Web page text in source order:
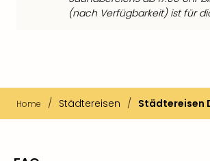
(nach Verfügbarkeit) ist für
Home / Städtereisen / Städtereisen